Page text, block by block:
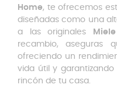
Home, te ofrecemos
diseñadas como una
a las originales
recambio, aseguras
ofreciendo un
vida útil y
rincón de tu casa.